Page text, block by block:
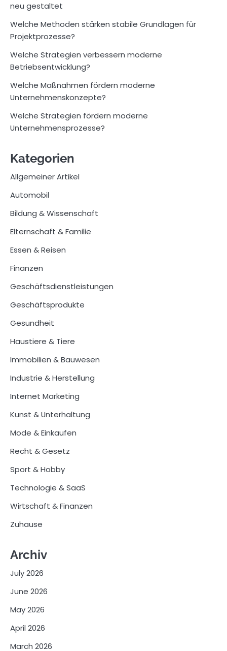
neu gestaltet
Welche Methoden stärken stabile Grundlagen für
Projektprozesse?
Welche Strategien verbessern moderne
Betriebsentwicklung?
Welche Maßnahmen fördern moderne
Unternehmenskonzepte?
Welche Strategien fördern moderne
Unternehmensprozesse?
Kategorien
Allgemeiner Artikel
Automobil
Bildung & Wissenschaft
Elternschaft & Familie
Essen & Reisen
Finanzen
Geschäftsdienstleistungen
Geschäftsprodukte
Gesundheit
Haustiere & Tiere
Immobilien & Bauwesen
Industrie & Herstellung
Internet Marketing
Kunst & Unterhaltung
Mode & Einkaufen
Recht & Gesetz
Sport & Hobby
Technologie & SaaS
Wirtschaft & Finanzen
Zuhause
Archiv
July 2026
June 2026
May 2026
April 2026
March 2026